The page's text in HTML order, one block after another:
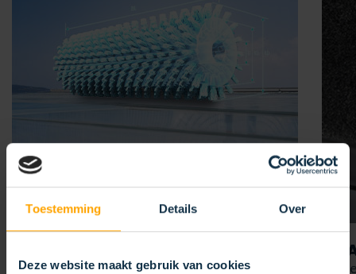
Toestemming Details Over
Deze website maakt gebruik van cookies
Pour votre projet